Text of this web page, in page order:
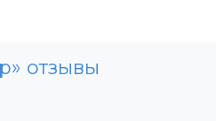
отзывы